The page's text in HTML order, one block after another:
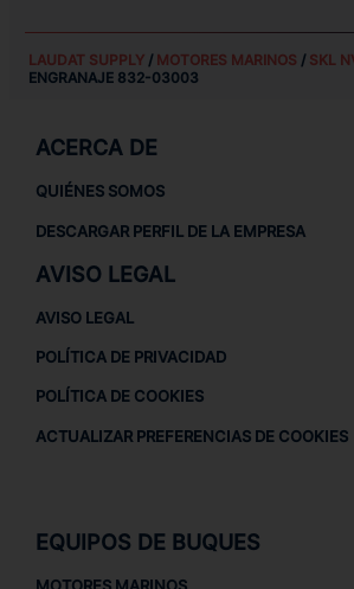
LAUDAT SUPPLY/ MOTORES MARINOS / SKL
ENGRANAJE 832-03003
ACERCA DE
QUIÉNES SOMOS
DESCARGAR PERFIL DE LA EMPRESA
AVISO LEGAL
AVISO LEGAL
POLÍTICA DE PRIVACIDAD
POLÍTICA DE COOKIES
ACTUALIZAR PREFERENCIAS DE COOKIES
EQUIPOS DE BUQUES